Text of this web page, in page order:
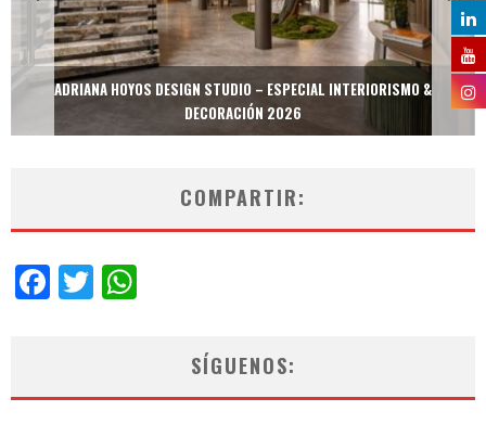
ADRIANA HOYOS DESIGN STUDIO – ESPECIAL INTERIORISMO &
DECORACIÓN 2026
COMPARTIR:
Facebook
Twitter
SÍGUENOS: